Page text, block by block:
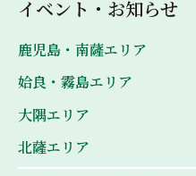
イベント・お知らせ
鹿児島・南薩エリア
姶良・霧島エリア
大隅エリア
北薩エリア